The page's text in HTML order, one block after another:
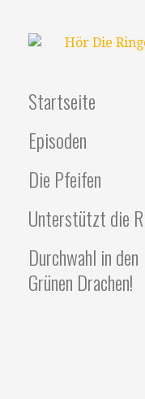
Startseite
Episoden
Die Pfeifen
Unterstützt die
Durchwahl in den
Grünen Drachen!